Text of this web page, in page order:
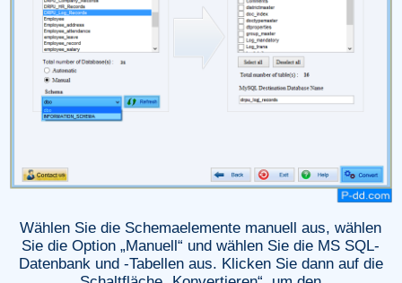
Wählen Sie die Schemaelemente manuell aus, wählen
Sie die Option „Manuell“ und wählen Sie die MS SQL-
Datenbank und -Tabellen aus. Klicken Sie dann auf die